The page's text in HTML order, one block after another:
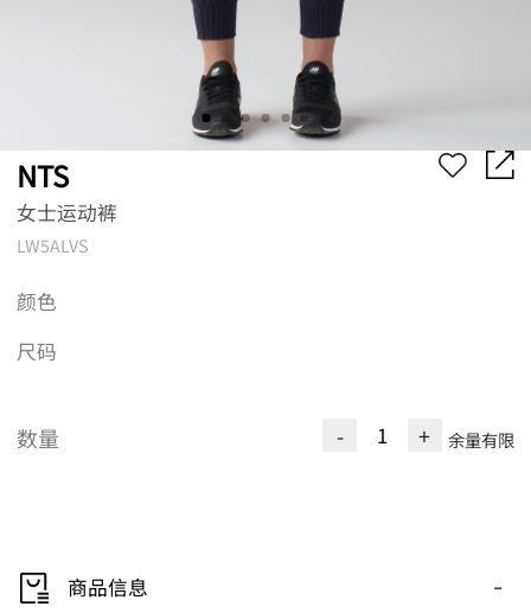
NTS
女士运动裤
LW5ALVS
颜色
尺码
数量 - + 余量有限
商品信息 -